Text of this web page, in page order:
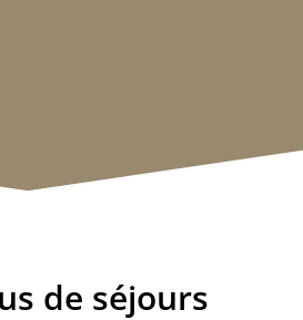
de séjours